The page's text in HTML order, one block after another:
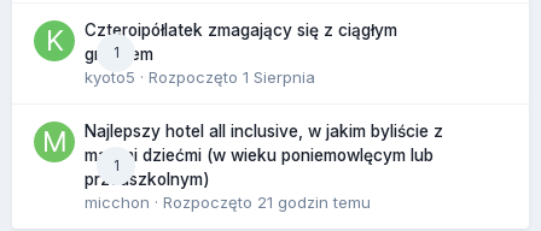
1
Czteroipółlatek zmagający się z ciągłym
gniewem
kyoto5 · Rozpoczęto 1 Sierpnia
1
Najlepszy hotel all inclusive, w jakim byliście z
małymi dziećmi (w wieku poniemowlęcym lub
przedszkolnym)
micchon · Rozpoczęto 21 godzin temu